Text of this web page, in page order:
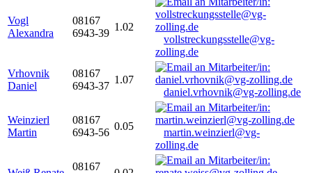
Vogl
Alexandra
08167
6943-39
1.02
vollstreckungsstelle@vg-
zolling.de
Vrhovnik
Daniel
08167
6943-37
1.07
daniel.vrhovnik@vg-zolling.de
Weinzierl
Martin
08167
6943-56
0.05
martin.weinzierl@vg-
zolling.de
08167